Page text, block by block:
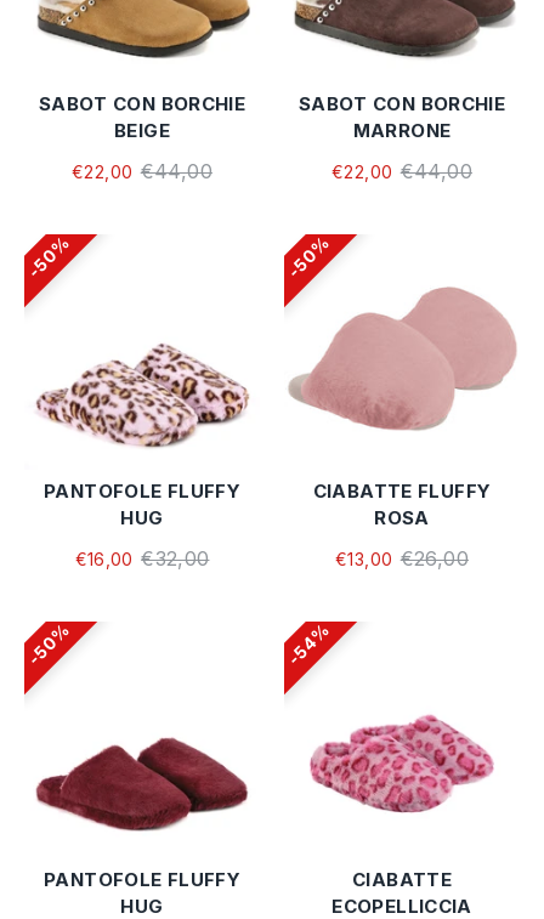
SABOT CON BORCHIE
BEIGE
€22,00 €44,00
SABOT CON BORCHIE
MARRONE
€22,00 €44,00
50%
PANTOFOLE FLUFFY
HUG
€16,00 €32,00
50%
CIABATTE FLUFFY
ROSA
€13,00 €26,00
50%
PANTOFOLE FLUFFY
HUG
54%
CIABATTE
ECOPELLICCIA